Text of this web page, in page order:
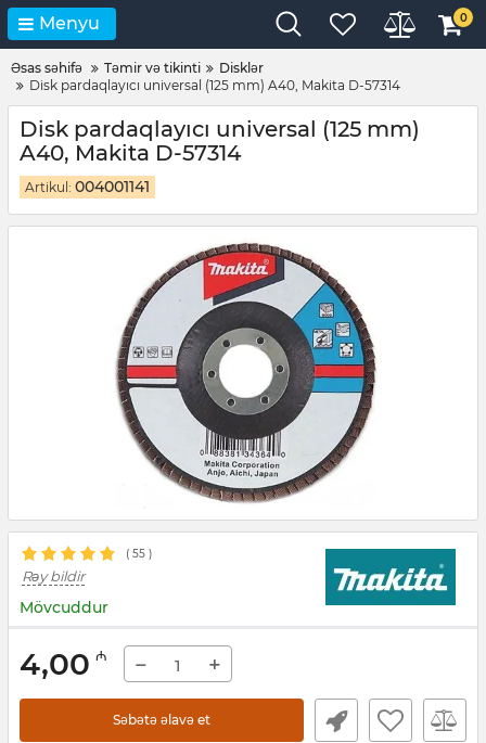
Menyu 0
Əsas səhifə Təmir və tikinti
Disklər
Disk pardaqlayıcı universal (125 mm) A40, Makita D-57314
Disk pardaqlayıcı universal (125 mm)
A40, Makita D-57314
Artikul: 004001141
( 55 )
Rəy bildir
Mövcuddur
4,00 ₼ − +
Səbətə əlavə et